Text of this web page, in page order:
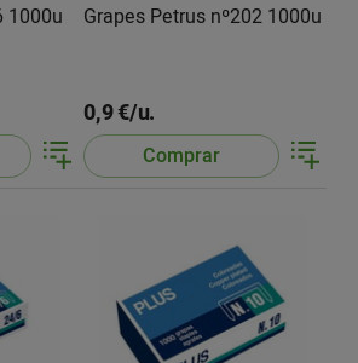
1000u Grapes Petrus nº202 1000u
0,9 €/u.
Comprar